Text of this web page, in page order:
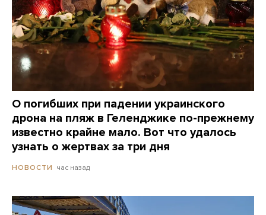
О погибших при падении украинского
дрона на пляж в Геленджике по-прежнему
известно крайне мало. Вот что удалось
узнать о жертвах за три дня
НОВОСТИ час назад